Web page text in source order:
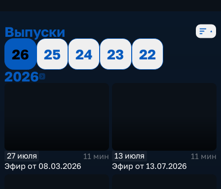
5 сезонов, 821 выпуск
Выпуски
26
25 24 23
22
20262026
27 июля
11 мин
Эфир от 08.03.2026
13 июля
11 мин
Эфир от 13.07.2026